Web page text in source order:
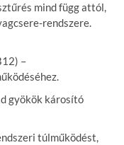
mind függ attól,
rendszere.
–
gyökök károsító
túlműködést,